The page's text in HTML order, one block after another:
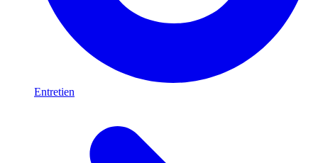
Entretien